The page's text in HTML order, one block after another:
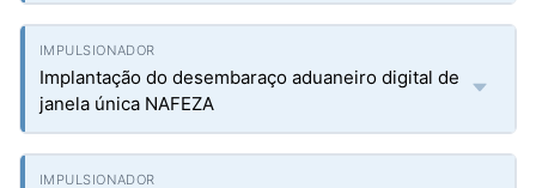
Implantação do desembaraço aduaneiro digital de
janela única NAFEZA